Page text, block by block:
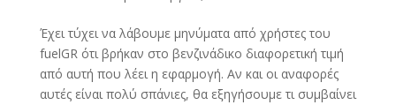
Έχει τύχει να λάβουμε μηνύματα από χρήστες του
fuelGR ότι βρήκαν στο βενζινάδικο διαφορετική τιμή
από αυτή που λέει η εφαρμογή. Αν και οι αναφορές
αυτές είναι πολύ σπάνιες, θα εξηγήσουμε τι συμβαίνει